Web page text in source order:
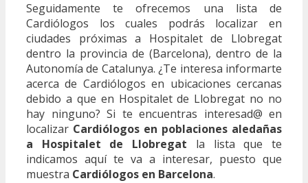
Seguidamente te ofrecemos una lista de
Cardiólogos los cuales podrás localizar en
ciudades próximas a Hospitalet de Llobregat
dentro la provincia de (Barcelona), dentro de la
Autonomía de Catalunya. ¿Te interesa informarte
acerca de Cardiólogos en ubicaciones cercanas
debido a que en Hospitalet de Llobregat no no
hay ninguno? Si te encuentras interesad@ en
localizar Cardiólogos en poblaciones aledañas
a Hospitalet de Llobregat la lista que te
indicamos aquí te va a interesar, puesto que
muestra Cardiólogos en Barcelona.